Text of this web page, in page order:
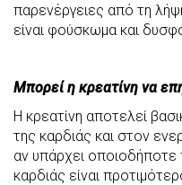
παρενέργειες από τη
είναι φούσκωμα και
Μπορεί η κρεατίνη να
Η κρεατίνη αποτελεί
της καρδιάς και στον
αν υπάρχει οποιοδήποτε
καρδιάς είναι